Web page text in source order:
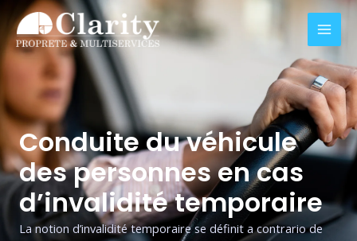
Aller
au
contenu
Conduite du véhicule
des personnes en cas
d’invalidité temporaire
La notion d’invalidité temporaire se définit a contrario de